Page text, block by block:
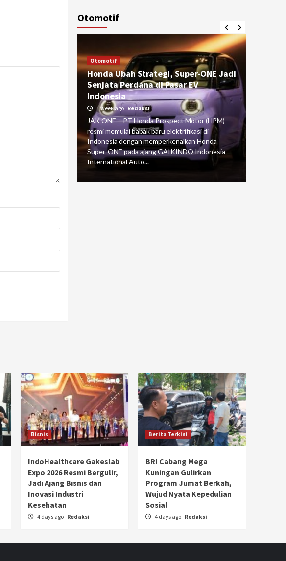
Otomotif
Otomotif
Honda Ubah Strategi, Super-ONE Jadi
Senjata Perdana di Pasar EV
Indonesia
1 week ago Redaksi
JAK ONE – PT Honda Prospect Motor (HPM)
resmi memulai babak baru elektrifikasi di
Indonesia dengan memperkenalkan Honda
Super-ONE pada ajang GAIKINDO Indonesia
International Auto...
Bisnis
IndoHealthcare Gakeslab
Expo 2026 Resmi Bergulir,
Jadi Ajang Bisnis dan
Inovasi Industri
Kesehatan
4 days ago Redaksi
Berita Terkini
BRI Cabang Mega
Kuningan Gulirkan
Program Jumat Berkah,
Wujud Nyata Kepedulian
Sosial
4 days ago Redaksi